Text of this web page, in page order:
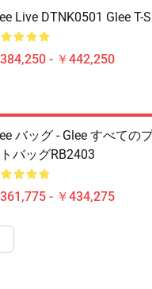
Live DTNK0501 Glee T-
384,250 - ￥442,250
バッグ - Glee すべての
バッグRB2403
361,775 - ￥434,275